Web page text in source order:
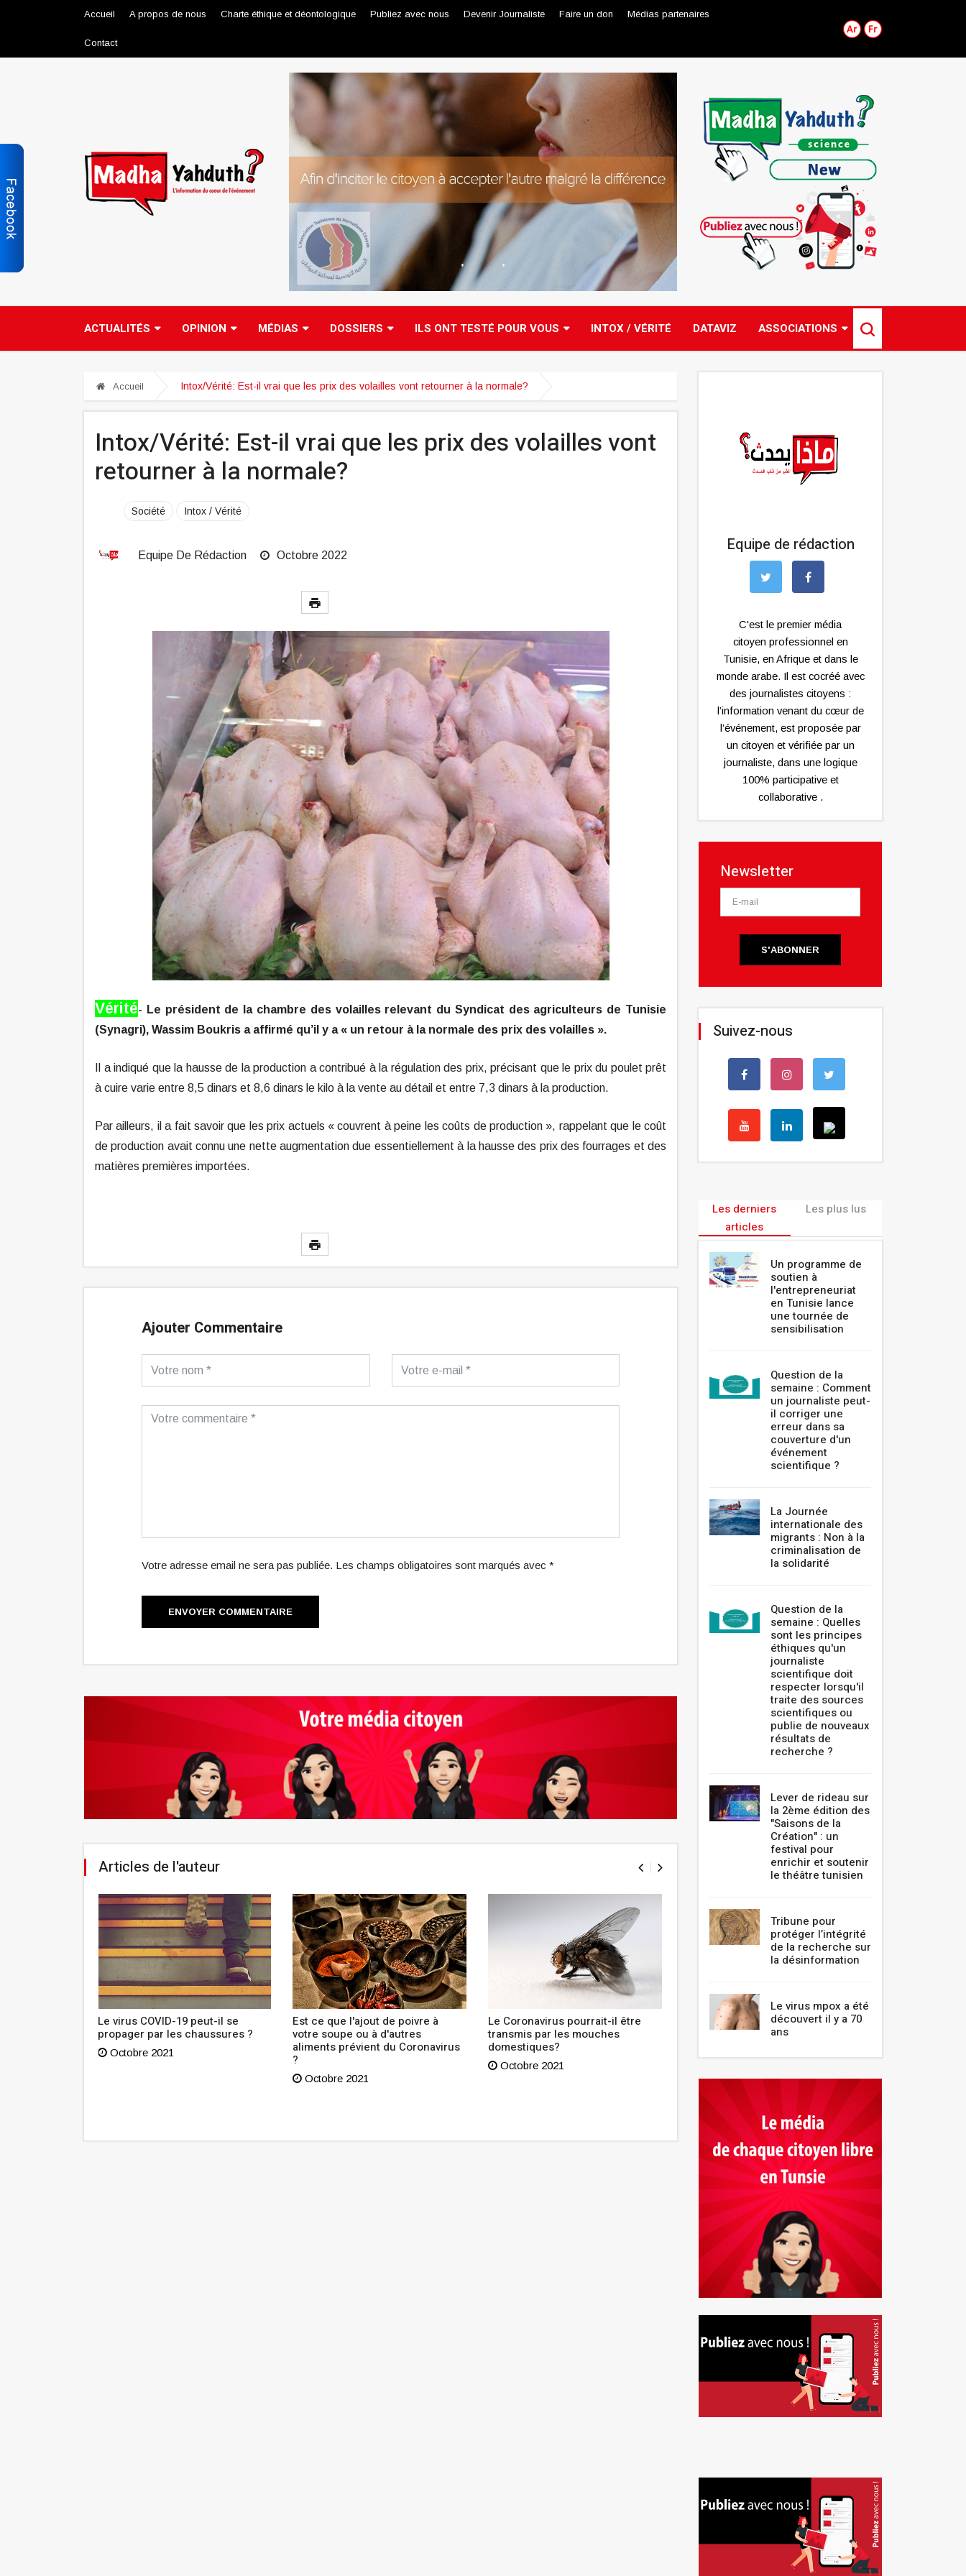
Accueil A propos de nous Charte éthique et déontologique Publiez avec nous Devenir Journaliste
Journaliste citoyen
Faire un don Médias partenaires
Contact
ACTUALITÉS OPINION MÉDIAS DOSSIERS ILS ONT TESTÉ POUR VOUS INTOX / VÉRITÉ DATAVIZ ASSOCIATIONS
Accueil Intox/Vérité: Est-il vrai que les prix des volailles vont retourner à la normale?
Intox/Vérité: Est-il vrai que les prix des volailles vont
retourner à la normale?
Société Intox / Vérité
Equipe De Rédaction Octobre 2022
Vérité- Le président de la chambre des volailles relevant du Syndicat des agriculteurs de Tunisie
(Synagri), Wassim Boukris a affirmé qu’il y a « un retour à la normale des prix des volailles ».
Il a indiqué que la hausse de la production a contribué à la régulation des prix, précisant que le prix du poulet prêt
à cuire varie entre 8,5 dinars et 8,6 dinars le kilo à la vente au détail et entre 7,3 dinars à la production.
Par ailleurs, il a fait savoir que les prix actuels « couvrent à peine les coûts de production », rappelant que le coût
de production avait connu une nette augmentation due essentiellement à la hausse des prix des fourrages et des
matières premières importées.
Ajouter Commentaire
Votre adresse email ne sera pas publiée. Les champs obligatoires sont marqués avec *
ENVOYER COMMENTAIRE
Articles de l'auteur
Le virus COVID-19 peut-il se
propager par les chaussures ?
Octobre 2021
Est ce que l'ajout de poivre à
votre soupe ou à d'autres
aliments prévient du Coronavirus
?
Octobre 2021
Le Coronavirus pourrait-il être
transmis par les mouches
domestiques?
Octobre 2021
Les personnes âgées
embarquent de nouveaux aux
Equipe de rédaction
C'est le premier média
citoyen professionnel en
Tunisie, en Afrique et dans le
monde arabe. Il est cocréé avec
des journalistes citoyens :
l’information venant du cœur de
l’événement, est proposée par
un citoyen et vérifiée par un
journaliste, dans une logique
100% participative et
collaborative .
Newsletter
S'ABONNER
Suivez-nous
Les derniers
articles
Les plus lus
Un programme de
soutien à
l'entrepreneuriat
en Tunisie lance
une tournée de
sensibilisation
Question de la
semaine : Comment
un journaliste peut-
il corriger une
erreur dans sa
couverture d'un
événement
scientifique ?
La Journée
internationale des
migrants : Non à la
criminalisation de
la solidarité
Question de la
semaine : Quelles
sont les principes
éthiques qu'un
journaliste
scientifique doit
respecter lorsqu'il
traite des sources
scientifiques ou
publie de nouveaux
résultats de
recherche ?
Lever de rideau sur
la 2ème édition des
"Saisons de la
Création" : un
festival pour
enrichir et soutenir
le théâtre tunisien
Tribune pour
protéger l’intégrité
de la recherche sur
la désinformation
Le virus mpox a été
découvert il y a 70
ans